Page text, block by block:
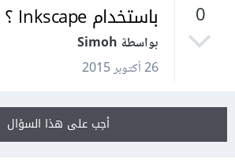
0
باستخدام Inkscape ؟
بواسطة Simoh
26 أكتوبر 2015
أجب على هذا السؤال